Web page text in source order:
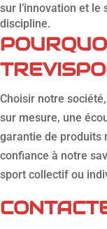
sur l’innovation et
discipline.
Choisir notre
sur mesure, une
garantie de produits
confiance à notre
sport collectif ou